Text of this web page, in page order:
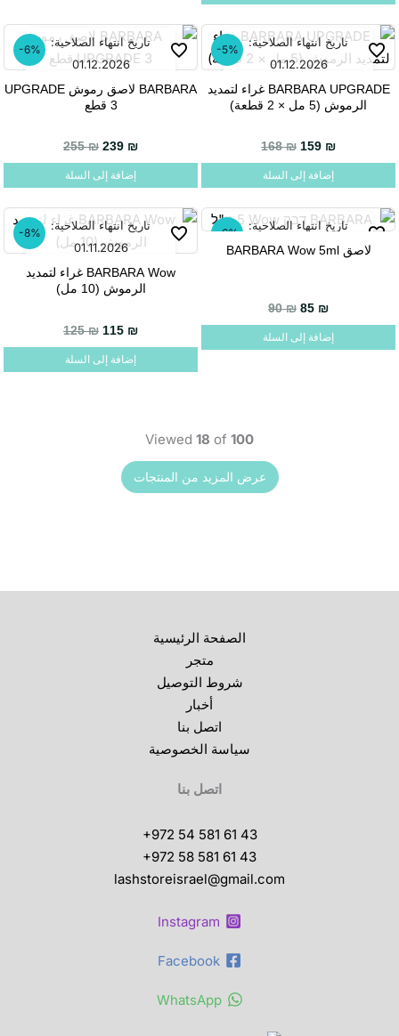
-5%
تاريخ انتهاء الصلاحية:
01.12.2026
BARBARA UPGRADE غراء لتمديد
الرموش (5 مل × 2 قطعة)
168₪ 159 ₪
إضافة إلى السلة
-6%
تاريخ انتهاء الصلاحية:
01.12.2026
BARBARA لاصق رموش UPGRADE
3 قطع
255₪ 239 ₪ السعر الحالي هو: 239 ₪.
إضافة إلى السلة
-6%
تاريخ انتهاء الصلاحية:
01.12.2026
لاصق BARBARA Wow 5ml
90₪ 85 ₪
إضافة إلى السلة
-8%
تاريخ انتهاء الصلاحية:
01.11.2026
BARBARA Wow غراء لتمديد
الرموش (10 مل)
125₪ السعر الأصلي هو: 125 ₪. 115 ₪ السعر الحالي هو: 115 ₪.
إضافة إلى السلة
Viewed 18 of 100
الصفحة الرئيسية
متجر
شروط التوصيل
أخبار
اتصل بنا
سياسة الخصوصية
اتصل بنا
+972 54 581 61 43
+972 58 581 61 43
lashstoreisrael@gmail.com
Instagram
Facebook
WhatsApp